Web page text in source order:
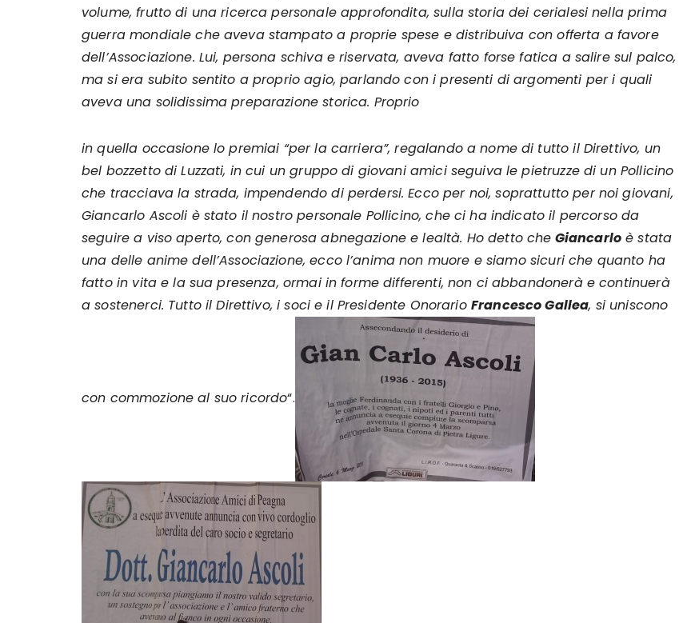
volume, frutto di una ricerca personale approfondita, sulla storia dei cerialesi nella prima
guerra mondiale che aveva stampato a proprie spese e distribuiva con offerta a favore
dell’Associazione. Lui, persona schiva e riservata, aveva fatto forse fatica a salire sul palco,
ma si era subito sentito a proprio agio, parlando con i presenti di argomenti per i quali
aveva una solidissima preparazione storica. Proprio
in quella occasione lo premiai “per la carriera”, regalando a nome di tutto il Direttivo, un
bel bozzetto di Luzzati, in cui un gruppo di giovani amici seguiva le pietruzze di un Pollicino
che tracciava la strada, impendendo di perdersi. Ecco per noi, soprattutto per noi giovani,
Giancarlo Ascoli è stato il nostro personale Pollicino, che ci ha indicato il percorso da
seguire a viso aperto, con generosa abnegazione e lealtà. Ho detto che Giancarlo è stata
una delle anime dell’Associazione, ecco l’anima non muore e siamo sicuri che quanto ha
fatto in vita e la sua presenza, ormai in forme differenti, non ci abbandonerà e continuerà
a sostenerci. Tutto il Direttivo, i soci e il Presidente Onorario Francesco Gallea, si uniscono
con commozione al suo ricordo“.